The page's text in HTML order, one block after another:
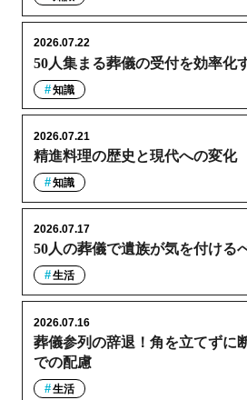
50人集まる葬儀の受付を効率化
2026.07.22
知識
精進料理の歴史と現代への変化
2026.07.21
知識
50人の葬儀で遺族が気を付ける
2026.07.17
生活
葬儀参列の辞退！角を立てずに
での配慮
2026.07.16
生活